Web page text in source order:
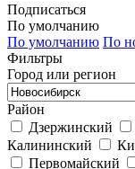
Подписаться
По умолчанию
По умолчанию По
Фильтры
Город или регион
Район
Дзержинский
Калининский
Первомайский